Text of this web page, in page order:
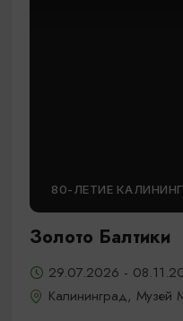
80-ЛЕТИЕ
Золото Балтики
29.07.2026 -
Калининград, Музей